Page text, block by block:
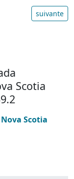
suivante
Scotia
Scotia